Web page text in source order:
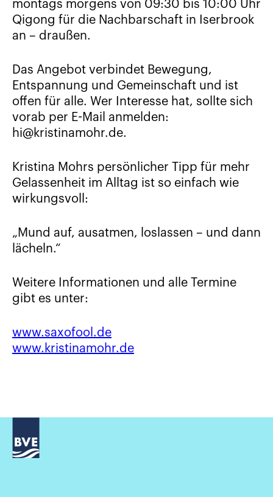
montags morgens von 09:30 bis 10:00 Uhr
Qigong für die Nachbarschaft in Iserbrook
an – draußen.
Das Angebot verbindet Bewegung,
Entspannung und Gemeinschaft und ist
offen für alle. Wer Interesse hat, sollte sich
vorab per E-Mail anmelden:
hi@kristinamohr.de.
Kristina Mohrs persönlicher Tipp für mehr
Gelassenheit im Alltag ist so einfach wie
wirkungsvoll:
„Mund auf, ausatmen, loslassen – und dann
lächeln.“
Weitere Informationen und alle Termine
gibt es unter:
www.saxofool.de
www.kristinamohr.de